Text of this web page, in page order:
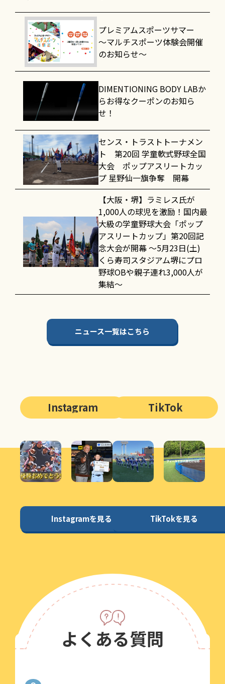
プレミアムスポーツサマー
～マルチスポーツ体験会開催
のお知らせ～
DIMENTIONING BODY LABか
らお得なクーポンのお知ら
せ！
センス・トラストトーナメン
ト 第20回 学童軟式野球全国
大会 ポップアスリートカッ
プ 星野仙一旗争奪 開幕
【大阪・堺】ラミレス氏が
1,000人の球児を激励！国内最
大級の学童野球大会「ポップ
アスリートカップ」第20回記
念大会が開幕 〜5月23日(土)
くら寿司スタジアム堺にプロ
野球OBや親子連れ3,000人が
集結〜
ニュース一覧はこちら
Instagram
Instagramを見る
TikTok
TikTokを見る
よくある質問